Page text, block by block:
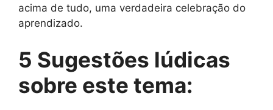
acima de tudo, uma verdadeira celebração do
aprendizado.
5 Sugestões lúdicas
sobre este tema: